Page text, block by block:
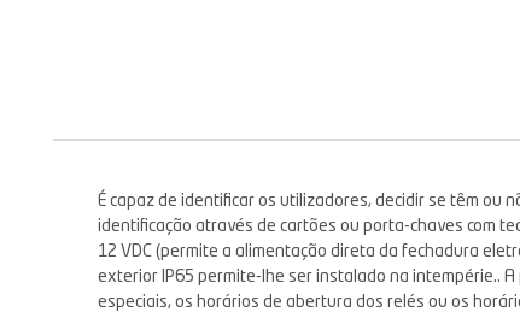
É capaz de identificar os utilizadores, decidir se têm ou
identificação através de cartões ou porta-chaves com
12 VDC (permite a alimentação direta da fechadura
exterior IP65 permite-lhe ser instalado na intempérie..
especiais, os horários de abertura dos relés ou os